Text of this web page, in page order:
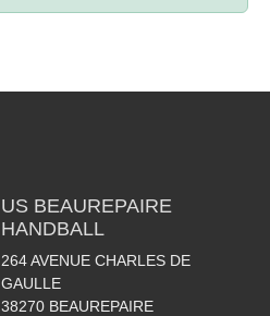
US BEAUREPAIRE
HANDBALL
264 AVENUE CHARLES DE
GAULLE
38270 BEAUREPAIRE